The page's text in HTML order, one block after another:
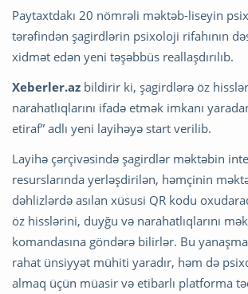
Paytaxtdakı 20 nömrəli məktəb-liseyin
tərəfindən şagirdlərin psixoloji rifahının
xidmət edən yeni təşəbbüs reallaşdırılıb.
Xeberler.az bildirir ki, şagirdlərə öz
narahatlıqlarını ifadə etmək imkanı
etiraf” adlı yeni layihəyə start verilib.
Layihə çərçivəsində şagirdlər məktəbin
resurslarında yerləşdirilən, həmçinin
dəhlizlərdə asılan xüsusi QR kodu
öz hisslərini, duyğu və narahatlıqlarını
komandasına göndərə bilirlər. Bu
rahat ünsiyyət mühiti yaradır, həm də
almaq üçün müasir və etibarlı platforma